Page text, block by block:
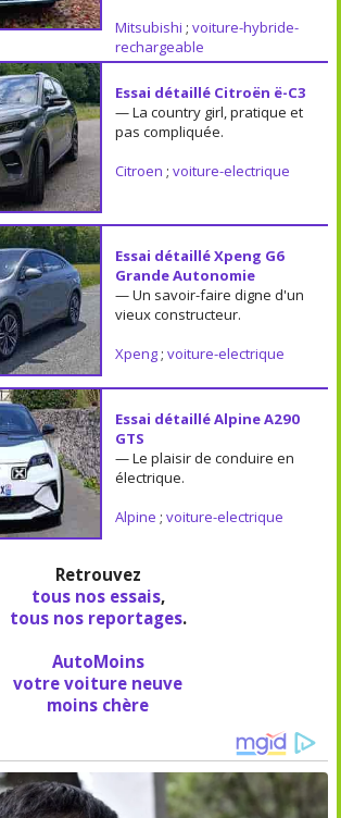
Mitsubishi ; voiture-hybride-
rechargeable
Essai détaillé Citroën ë-C3
— La country girl, pratique et
pas compliquée.
Citroen ; voiture-electrique
Essai détaillé Xpeng G6
Grande Autonomie
— Un savoir-faire digne d'un
vieux constructeur.
Xpeng; voiture-electrique
Essai détaillé Alpine A290
GTS
— Le plaisir de conduire en
électrique.
Alpine ; voiture-electrique
Retrouvez
tous nos essais,
tous nos reportages.
AutoMoins
votre voiture neuve
moins chère